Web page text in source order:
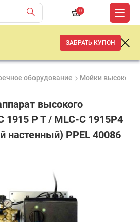
0
ЗАБРАТЬ КУПОН
оборудование Мойки высокого
высокого
1915 P T / MLC-C 1915P4
настенный) PPEL 40086